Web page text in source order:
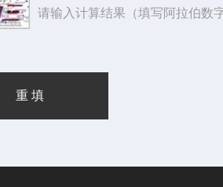
请输入计算结果（填写阿拉伯数